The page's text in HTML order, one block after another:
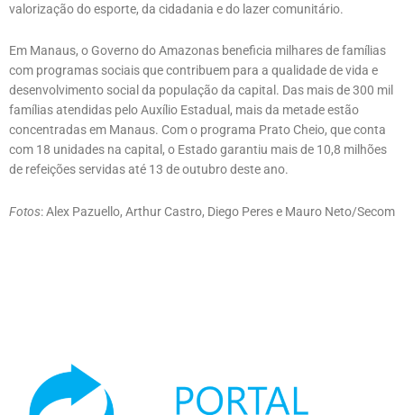
valorização do esporte, da cidadania e do lazer comunitário.
Em Manaus, o Governo do Amazonas beneficia milhares de famílias
com programas sociais que contribuem para a qualidade de vida e
desenvolvimento social da população da capital. Das mais de 300 mil
famílias atendidas pelo Auxílio Estadual, mais da metade estão
concentradas em Manaus. Com o programa Prato Cheio, que conta
com 18 unidades na capital, o Estado garantiu mais de 10,8 milhões
de refeições servidas até 13 de outubro deste ano.
Fotos: Alex Pazuello, Arthur Castro, Diego Peres e Mauro Neto/Secom